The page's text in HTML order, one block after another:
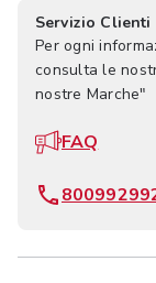
Servizio Clienti
Per ogni
consulta le
nostre Marche"
FAQ